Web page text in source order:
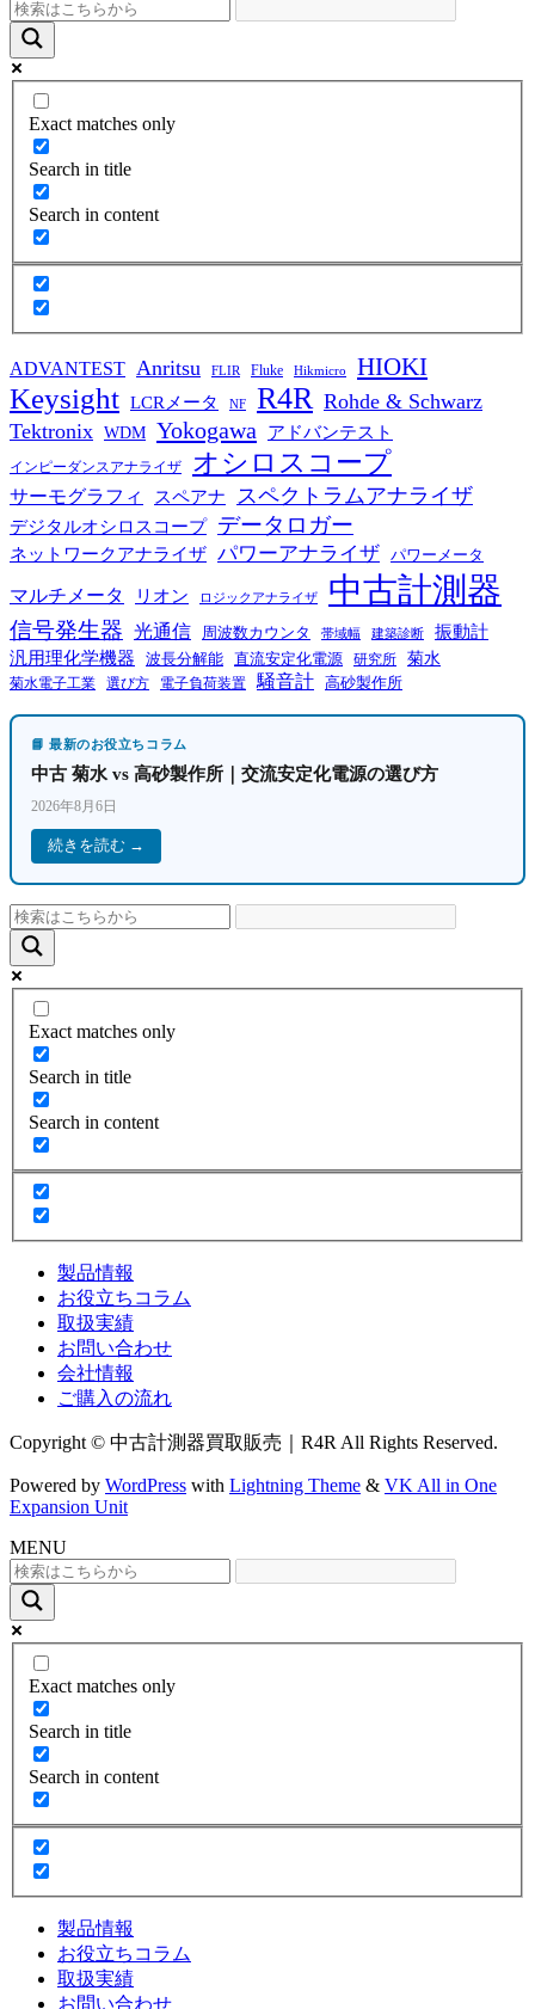
Exact matches only
Search in title
Search in content
ADVANTEST Anritsu FLIR Fluke Hikmicro HIOKI
Keysight LCRメータ NF R4R Rohde & Schwarz
Tektronix WDM Yokogawa アドバンテスト
インピーダンスアナライザ オシロスコープ
サーモグラフィ スペアナ スペクトラムアナライザ
デジタルオシロスコープ データロガー
ネットワークアナライザ パワーアナライザ パワーメータ
マルチメータ リオン ロジックアナライザ 中古計測器
信号発生器 光通信 周波数カウンタ 帯域幅 建築診断
振動計
汎用理化学機器
波長分解能 直流安定化電源 研究所 菊水
菊水電子工業 選び方 電子負荷装置 騒音計 高砂製作所
📘 最新のお役立ちコラム
中古 菊水 vs 高砂製作所｜交流安定化電源の選び方
2026年8月6日
続きを読む →
Exact matches only
Search in title
Search in content
製品情報
お役立ちコラム
取扱実績
お問い合わせ
会社情報
ご購入の流れ
Copyright © 中古計測器買取販売｜R4R All Rights Reserved.
Powered by WordPress with Lightning Theme & VK All in One
Expansion Unit
MENU
Exact matches only
Search in title
Search in content
製品情報
お役立ちコラム
取扱実績
お問い合わせ